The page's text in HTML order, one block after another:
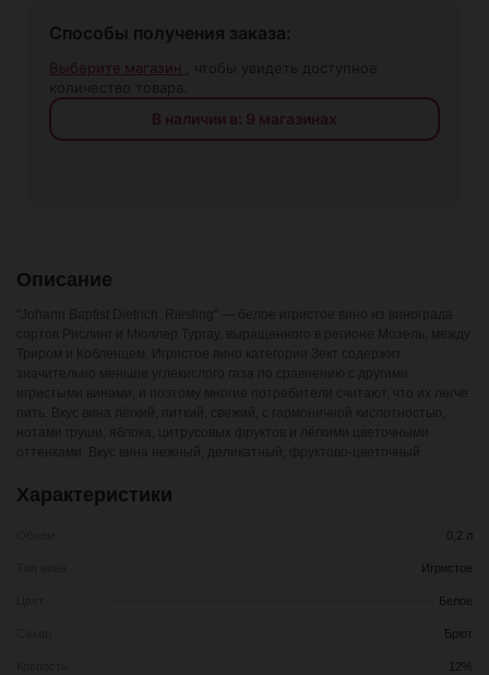
Способы получения заказа:
Выберите магазин
В наличии в: 9 магазинах
Описание
Характеристики
0,2 л
Игристое
Белое
Брют
12%